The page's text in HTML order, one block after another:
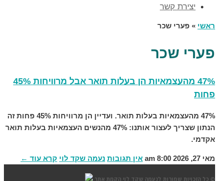
יצירת קשר
ראשי » פערי שכר
פערי שכר
47% מהעצמאיות הן בעלות תואר אבל מרוויחות 45%
פחות
47% מהעצמאיות בעלות תואר. ועדיין הן מרוויחות 45% פחות זה
הנתון שצריך לעצור אותנו: 47% מהנשים העצמאיות בעלות תואר
אקדמי.
מאי 27, 2026 8:00 am אין תגובות נעמה שקד לוי קרא עוד ←
© כל הזכויות שמורות לנעמה שקד לוי הקמת אתר